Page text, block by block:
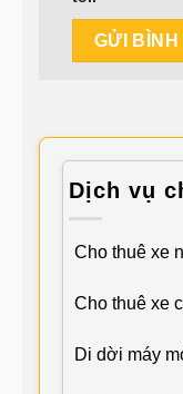
Dịch vụ
Cho thuê xe
Cho thuê xe
Di dời máy